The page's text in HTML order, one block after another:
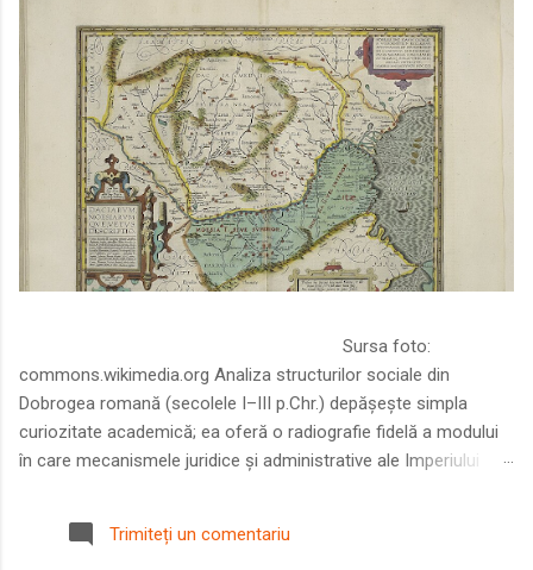
Sursa foto:
commons.wikimedia.org Analiza structurilor sociale din
Dobrogea romană (secolele I–III p.Chr.) depășește simpla
curiozitate academică; ea oferă o radiografie fidelă a modului
în care mecanismele juridice și administrative ale Imperiului
Într-o epocă în care prosperitatea excepțională a lumii romane
era susținută de o mobilitate socială dinamică și de o libertate
Trimiteți un comentariu